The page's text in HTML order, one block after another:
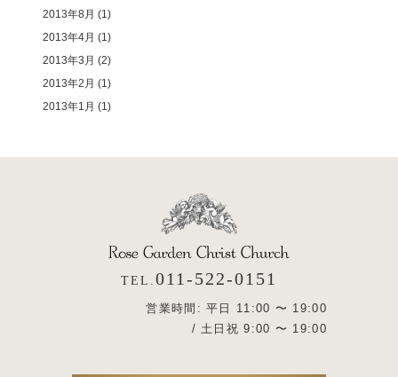
2013年8月 (1)
2013年4月 (1)
2013年3月 (2)
2013年2月 (1)
2013年1月 (1)
TEL. 011-522-0151
営業時間: 平日 11:00 〜 19:00
/ 土日祝 9:00 〜 19:00